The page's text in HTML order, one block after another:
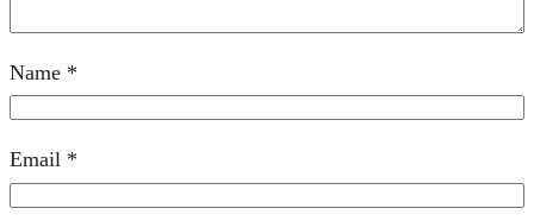
Name *
Email *